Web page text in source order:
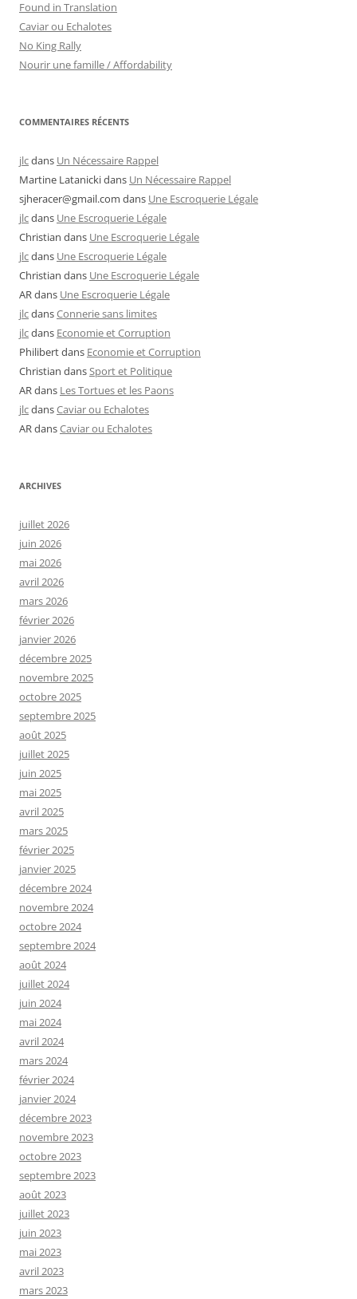
Found in Translation
Caviar ou Echalotes
No King Rally
Nourir une famille / Affordability
COMMENTAIRES RÉCENTS
jlcdans Un Nécessaire Rappel
Martine Latanickidans Un Nécessaire Rappel
sjheracer@gmail.com dans Une Escroquerie Légale
jlcdans Une Escroquerie Légale
Christian dans Une Escroquerie Légale
jlcdans Une Escroquerie Légale
Christian dans Une Escroquerie Légale
ARdans Une Escroquerie Légale
jlcdansConnerie sans limites
jlcdans Economie et Corruption
Philibertdans Economie et Corruption
Christian dansSport et Politique
ARdans Les Tortues et les Paons
jlcdansCaviar ou Echalotes
ARdansCaviar ou Echalotes
ARCHIVES
juillet 2026
juin 2026
mai 2026
avril 2026
mars 2026
février 2026
janvier 2026
décembre 2025
novembre 2025
octobre 2025
septembre 2025
août 2025
juillet 2025
juin 2025
mai 2025
avril 2025
mars 2025
février 2025
janvier 2025
décembre 2024
novembre 2024
octobre 2024
septembre 2024
août 2024
juillet 2024
juin 2024
mai 2024
avril 2024
mars 2024
février 2024
janvier 2024
décembre 2023
novembre 2023
octobre 2023
septembre 2023
août 2023
juillet 2023
juin 2023
mai 2023
avril 2023
mars 2023